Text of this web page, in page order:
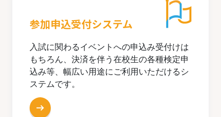
参加申込受付システム
入試に関わるイベントへの申込み受付けは
もちろん、決済を伴う在校生の各種検定申
込み等、幅広い用途にご利用いただけるシ
ステムです。